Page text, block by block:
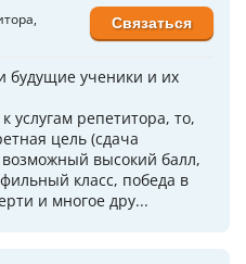
будущие ученики и их
услугам репетитора, то,
цель (сдача
высокий балл,
класс, победа в
и многое дру...
Связаться